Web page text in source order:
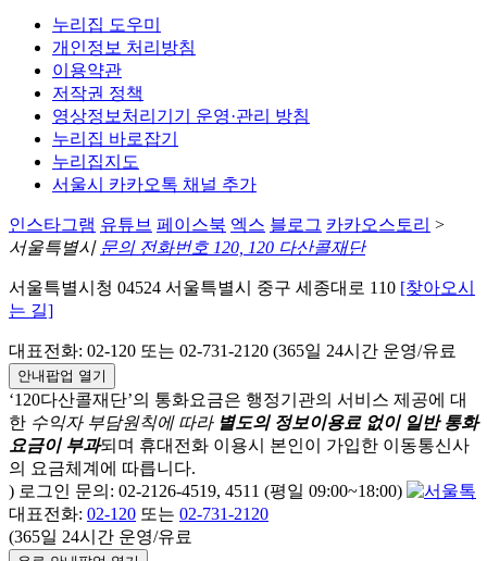
누리집 도우미
개인정보 처리방침
이용약관
저작권 정책
영상정보처리기기 운영·관리 방침
누리집 바로잡기
누리집지도
서울시 카카오톡 채널 추가
인스타그램 유튜브 페이스북 엑스 블로그 카카오스토리 >
서울특별시 문의 전화번호 120, 120 다산콜재단
서울특별시청 04524 서울특별시 중구 세종대로 110 [찾아오시
는 길]
대표전화: 02-120 또는 02-731-2120 (365일 24시간 운영/유료
안내팝업 열기
‘120다산콜재단’의 통화요금은 행정기관의 서비스 제공에 대
한 수익자 부담원칙에 따라 별도의 정보이용료 없이 일반 통화
요금이 부과되며 휴대전화 이용시 본인이 가입한 이동통신사
의 요금체계에 따릅니다.
) 로그인 문의: 02-2126-4519, 4511 (평일 09:00~18:00)
대표전화: 02-120 또는 02-731-2120
(365일 24시간 운영/유료